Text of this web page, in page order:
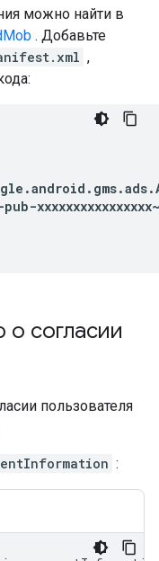
можно найти в
. Добавьте
,
согласии
пользователя
: